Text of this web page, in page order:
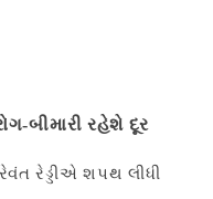
બીમારી રહેશે દૂર